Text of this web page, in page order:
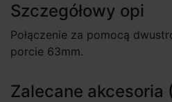
Szczegółowy opi
Połączenie za pomocą
porcie 63mm.
Zalecane akcesoria